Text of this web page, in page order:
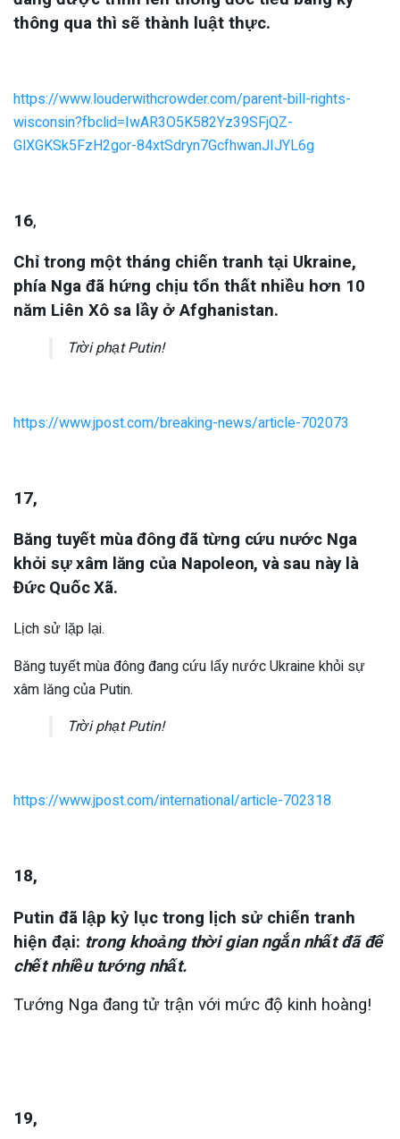
thông qua thì sẽ thành luật thực.
https://www.louderwithcrowder.com/parent-bill-rights-
wisconsin?fbclid=IwAR3O5K582Yz39SFjQZ-
GlXGKSk5FzH2gor-84xtSdryn7GcfhwanJIJYL6g
16,
Chỉ trong một tháng chiến tranh tại Ukraine,
phía Nga đã hứng chịu tổn thất nhiều hơn 10
năm Liên Xô sa lầy ở Afghanistan.
Trời phạt Putin!
https://www.jpost.com/breaking-news/article-702073
17,
Băng tuyết mùa đông đã từng cứu nước Nga
khỏi sự xâm lăng của Napoleon, và sau này là
Đức Quốc Xã.
Lịch sử lặp lại.
Băng tuyết mùa đông đang cứu lấy nước Ukraine khỏi sự
xâm lăng của Putin.
Trời phạt Putin!
https://www.jpost.com/international/article-702318
18,
Putin đã lập kỷ lục trong lịch sử chiến tranh
hiện đại: trong khoảng thời gian ngắn nhất đã để
chết nhiều tướng nhất.
Tướng Nga đang tử trận với mức độ kinh hoàng!
19,